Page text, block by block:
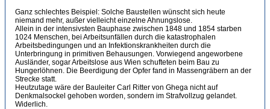
Ganz schlechtes Beispiel: Solche Baustellen wünscht sich heute
niemand mehr, außer vielleicht einzelne Ahnungslose.
Allein in der intensivsten Bauphase zwischen 1848 und 1854 starben
1024 Menschen, bei Arbeitsunfällen durch die katastrophalen
Arbeitsbedingungen und an Infektionskrankheiten durch die
Unterbringung in primitiven Behausungen. Vorwiegend angeworbene
Ausländer, sogar Arbeitslose aus Wien schufteten beim Bau zu
Hungerlöhnen. Die Beerdigung der Opfer fand in Massengräbern an der
Strecke statt.
Heutzutage wäre der Bauleiter Carl Ritter von Ghega nicht auf
Denkmalsockel gehoben worden, sondern im Strafvollzug gelandet.
Widerlich.